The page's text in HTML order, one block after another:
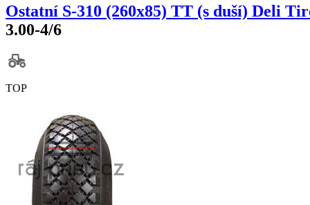
Ostatní S-310 (260x85) TT (s duší) Deli
3.00-4/6
TOP